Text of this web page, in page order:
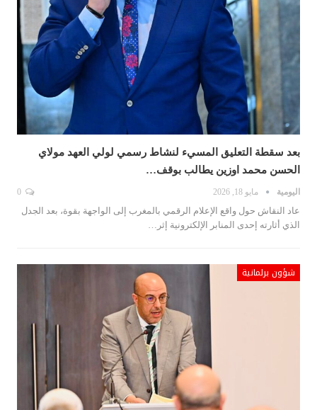
بعد سقطة التعليق المسيء لنشاط رسمي لولي العهد مولاي
الحسن محمد اوزين يطالب بوقف…
اليومية مايو 18, 2026
عاد النقاش حول واقع الإعلام الرقمي بالمغرب إلى الواجهة بقوة، بعد الجدل
الذي أثارته إحدى المنابر الإلكترونية إثر…
شؤون برلمانية